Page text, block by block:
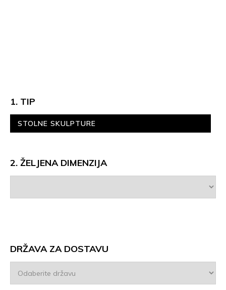
1. TIP
STOLNE SKULPTURE
2. ŽELJENA DIMENZIJA
DRŽAVA ZA DOSTAVU